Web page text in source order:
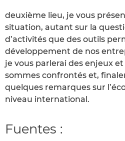
deuxième lieu, je vous
situation, autant sur la
d’activités que des outils
développement de nos
je vous parlerai des enjeux
sommes confrontés et,
quelques remarques sur
niveau international.
Fuentes :